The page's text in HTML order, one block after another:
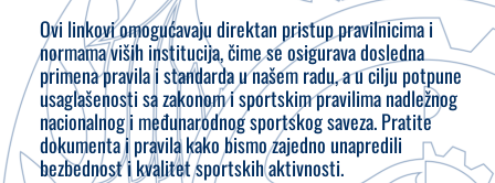
Ovi linkovi omogućavaju direktan pristup pravilnicima i
normama viših institucija, čime se osigurava dosledna
primena pravila i standarda u našem radu, a u cilju potpune
usaglašenosti sa zakonom i sportskim pravilima nadležnog
nacionalnog i međunarodnog sportskog saveza. Pratite
dokumenta i pravila kako bismo zajedno unapredili
bezbednost i kvalitet sportskih aktivnosti.